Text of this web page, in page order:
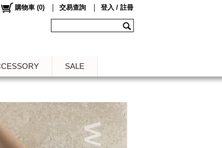
SALE
購物車 (0) 交易查詢 登入 / 註冊